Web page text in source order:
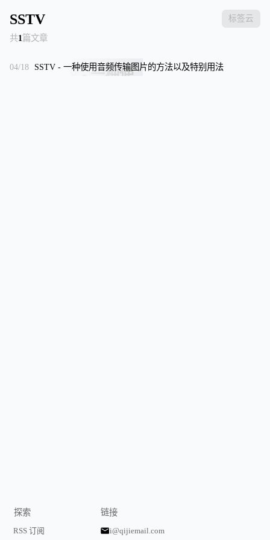
标签云
SSTV
共1篇文章
04/18 SSTV - 一种使用音频传输图片的方法以及特别用法
探索
RSS 订阅
链接
i@qijiemail.com